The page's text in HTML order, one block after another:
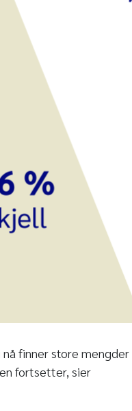
finner store mengder
fortsetter, sier